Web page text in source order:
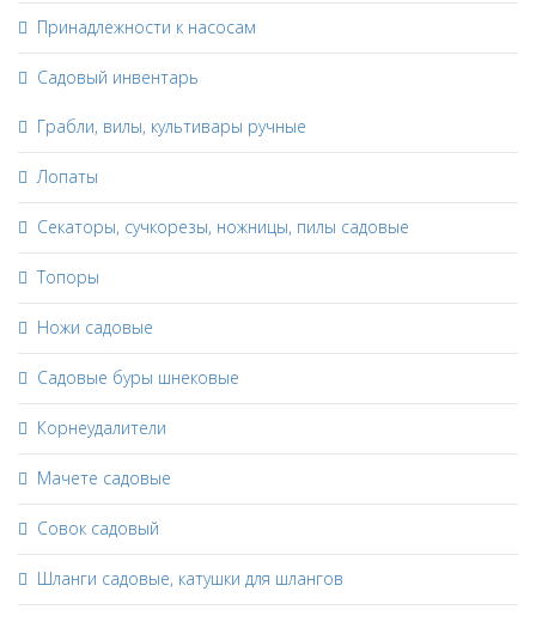
Принадлежности к насосам
Садовый инвентарь
Грабли, вилы, культивары ручные
Лопаты
Секаторы, сучкорезы, ножницы, пилы садовые
Топоры
Ножи садовые
Садовые буры шнековые
Корнеудалители
Мачете садовые
Совок садовый
Шланги садовые, катушки для шлангов